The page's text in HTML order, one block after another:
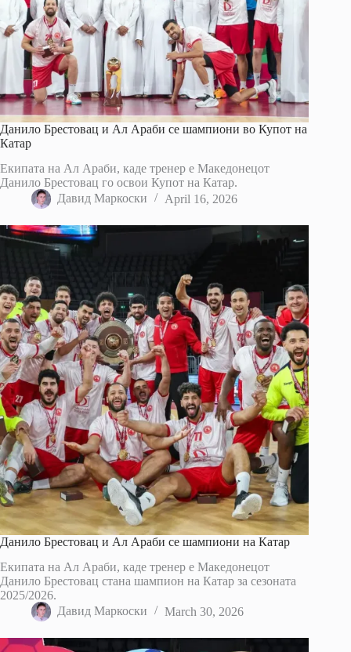
Данило Брестовац и Ал Араби се шампиони во Купот на
Катар
Екипата на Ал Араби, каде тренер е Македонецот
Данило Брестовац го освои Купот на Катар.
Давид Маркоски
April 16, 2026
Данило Брестовац и Ал Араби се шампиони на Катар
Екипата на Ал Араби, каде тренер е Македонецот
Данило Брестовац стана шампион на Катар за сезоната
2025/2026.
Давид Маркоски
March 30, 2026